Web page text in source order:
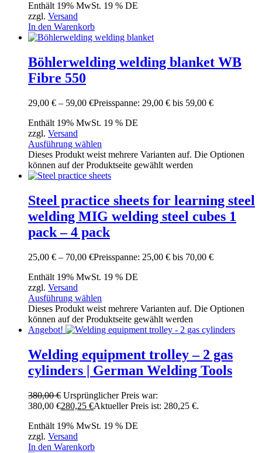
Enthält 19% MwSt. 19 % DE
zzgl. Versand
In den Warenkorb
Böhlerwelding welding blanket WB
Fibre 550
29,00 € – 59,00 €Preisspanne: 29,00 € bis 59,00 €
Enthält 19% MwSt. 19 % DE
zzgl. Versand
Ausführung wählen
Dieses Produkt weist mehrere Varianten auf. Die Optionen
können auf der Produktseite gewählt werden
Steel practice sheets for learning steel
welding MIG welding steel cubes 1
pack – 4 pack
25,00 € – 70,00 €Preisspanne: 25,00 € bis 70,00 €
Enthält 19% MwSt. 19 % DE
zzgl. Versand
Ausführung wählen
Dieses Produkt weist mehrere Varianten auf. Die Optionen
können auf der Produktseite gewählt werden
Angebot!
Welding equipment trolley – 2 gas
cylinders | German Welding Tools
380,00€ Ursprünglicher Preis war:
380,00 €280,25 €Aktueller Preis ist: 280,25 €.
Enthält 19% MwSt. 19 % DE
zzgl. Versand
In den Warenkorb